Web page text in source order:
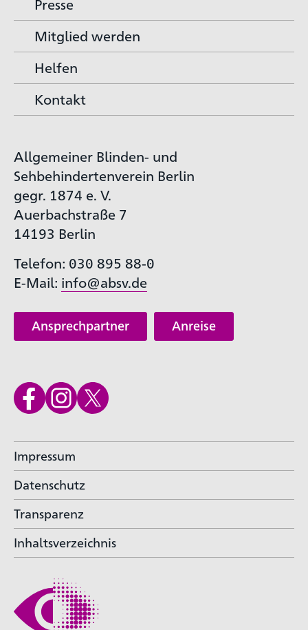
Presse
Mitglied werden
Helfen
Kontakt
Allgemeiner Blinden- und
Sehbehindertenverein Berlin
gegr. 1874 e. V.
Auerbachstraße 7
14193 Berlin
Telefon: 030 895 88-0
E-Mail: info@absv.de
Ansprechpartner Anreise
Impressum
Datenschutz
Transparenz
Inhaltsverzeichnis